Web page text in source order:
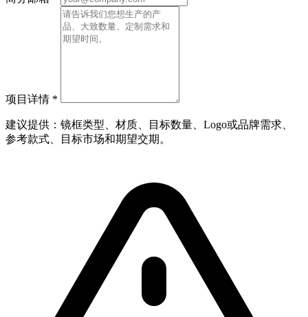
项目详情 *
建议提供：镜框类型、材质、目标数量、Logo或品牌需求、
参考款式、目标市场和期望交期。